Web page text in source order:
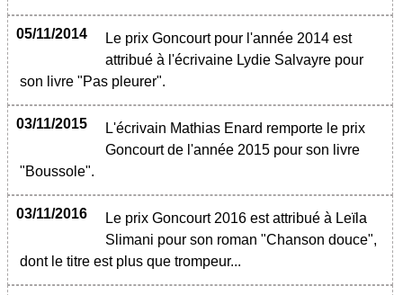
05/11/2014
Le prix Goncourt pour l'année 2014 est
attribué à l'écrivaine Lydie Salvayre pour
son livre "Pas pleurer".
03/11/2015
L'écrivain Mathias Enard remporte le prix
Goncourt de l'année 2015 pour son livre
"Boussole".
03/11/2016
Le prix Goncourt 2016 est attribué à Leïla
Slimani pour son roman "Chanson douce",
dont le titre est plus que trompeur...